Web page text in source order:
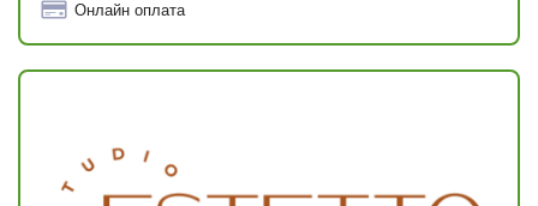
Онлайн оплата